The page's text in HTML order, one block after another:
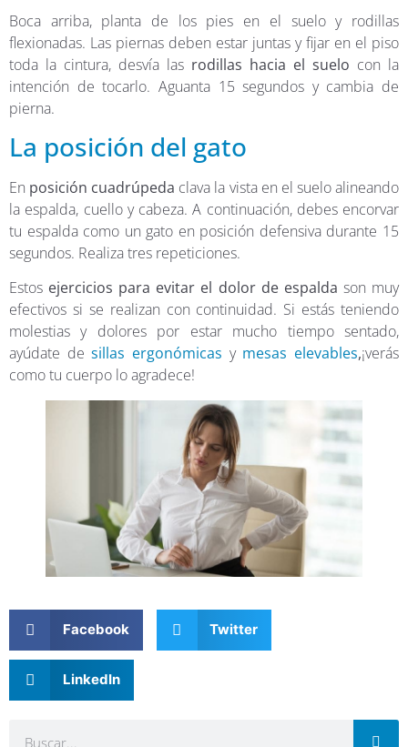
Boca arriba, planta de los pies en el suelo y rodillas
flexionadas. Las piernas deben estar juntas y fijar en el piso
toda la cintura, desvía las rodillas hacia el suelo con la
intención de tocarlo. Aguanta 15 segundos y cambia de
pierna.
La posición del gato
En posición cuadrúpeda clava la vista en el suelo alineando
la espalda, cuello y cabeza. A continuación, debes encorvar
tu espalda como un gato en posición defensiva durante 15
segundos. Realiza tres repeticiones.
Estos ejercicios para evitar el dolor de espalda son muy
efectivos si se realizan con continuidad. Si estás teniendo
molestias y dolores por estar mucho tiempo sentado,
ayúdate desillas ergonómicas y mesas elevables,¡verás
como tu cuerpo lo agradece!
Facebook Twitter
LinkedIn